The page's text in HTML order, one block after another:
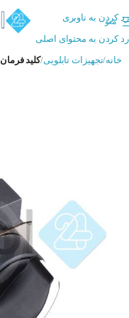
رد کردن به ناوبری
رد کردن به محتوای اصلی
منو
خانه تجهیزات تابلویی کلید فرمان